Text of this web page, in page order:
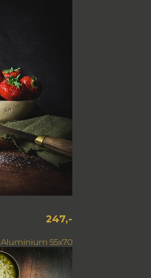
247,-
Aluminium 55x70